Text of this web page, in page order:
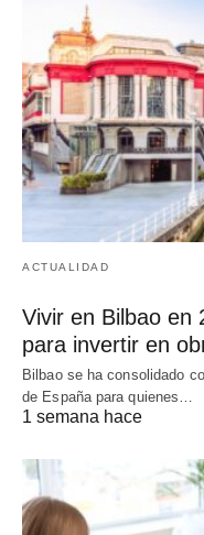
ACTUALIDAD
Vivir en Bilbao en
para invertir en
Bilbao se ha consolidado
de España para quienes…
1 semana hace